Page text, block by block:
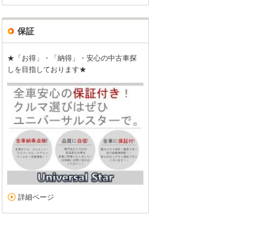
保証
★「お得」・「納得」・安心の中古車探
しを目指しております★
詳細ページ